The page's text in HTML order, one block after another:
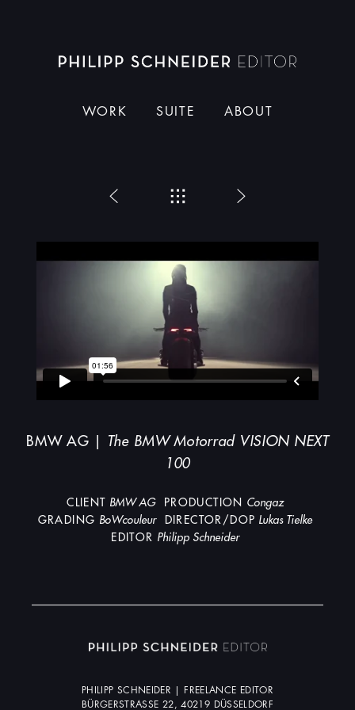
Dieser Schneider
WORK SUITE ABOUT
BMW AG |
The BMW Motorrad VISION NEXT
100
CLIENT BMW AG PRODUCTION
Congaz
GRADING BoWcouleur DIRECTOR/DOP Lukas Tielke
EDITOR Philipp Schneider
PHILIPP SCHNEIDER | FREELANCE EDITOR
BÜRGERSTRASSE 22, 40219 DÜSSELDORF